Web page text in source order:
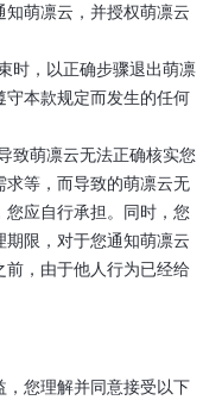
知萌凛云，并授权萌凛云
时，以正确步骤退出萌凛
本款规定而发生的任何
致萌凛云无法正确核实您
求等，而导致的萌凛云无
应自行承担。同时，您
限，对于您通知萌凛云
前，由于他人行为已经给
，您理解并同意接受以下